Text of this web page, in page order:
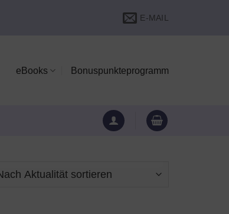
E-MAIL
eBooks Bonuspunkteprogramm